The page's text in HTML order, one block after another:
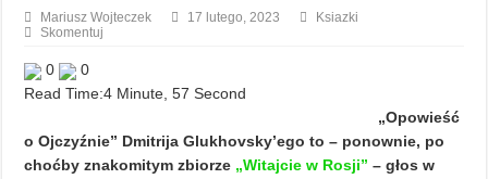
Mariusz Wojteczek 17 lutego, 2023
Ksiazki
Skomentuj
0
0
Read Time:4 Minute, 57 Second
„Opowieść
o Ojczyźnie” Dmitrija Glukhovsky’ego to – ponownie, po
choćby znakomitym zbiorze „Witajcie w Rosji” – głos w